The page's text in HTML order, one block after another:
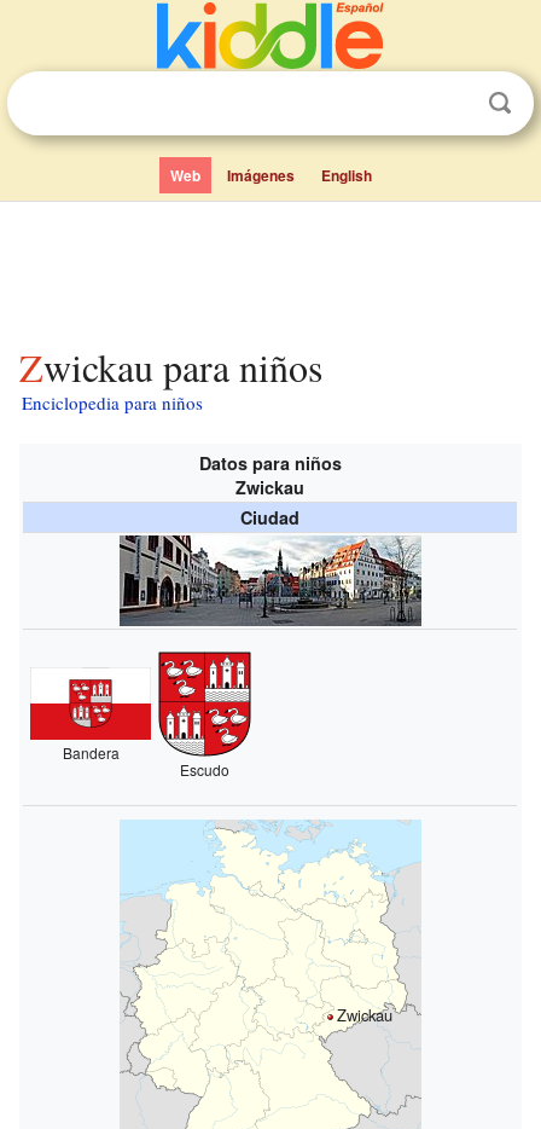
Web Imágenes English
Zwickau para niños
Enciclopedia para niños
Datos para niños
Zwickau
Ciudad
Bandera
Escudo
Zwickau